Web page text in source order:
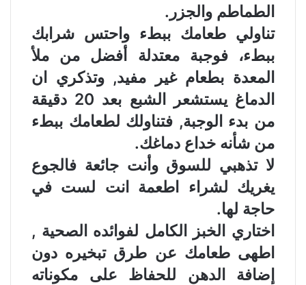
الطماطم والجزر.
تناولي طعامك ببطء واحتس شرابك
ببطء، فوجبة معتدلة أفضل من ملأ
المعدة بطعام غير مفيد, وتذكري ان
الدماغ يستشعر الشبع بعد 20 دقيقة
من بدء الوجبة, فتناولك لطعامك ببطء
من شأنه خداع دماغك.
لا تذهبي للسوق وأنت جائعة فالجوع
يغريك لشراء اطعمة انت لست في
حاجة لها.
اختاري الخبز الكامل لفوائده الصحية ,
اطهى طعامك عن طرق تبخيره دون
إضافة الدهن للحفاظ على مكوناته